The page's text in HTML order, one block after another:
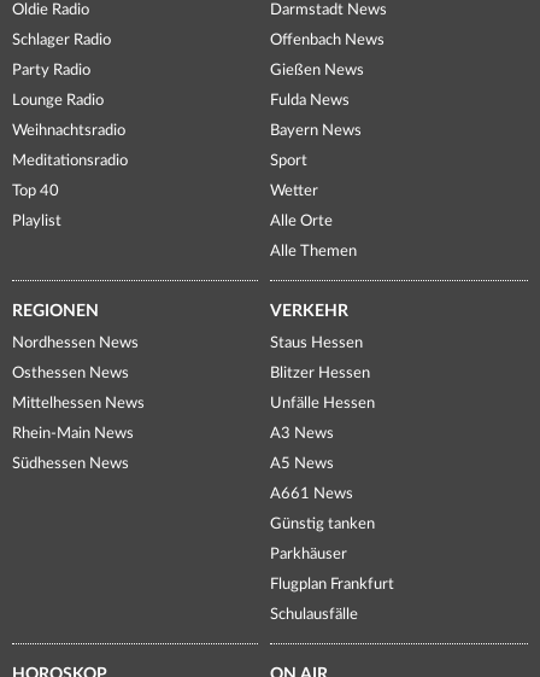
Oldie Radio
Schlager Radio
Party Radio
Lounge Radio
Weihnachtsradio
Meditationsradio
Top 40
Playlist
Darmstadt News
Offenbach News
Gießen News
Fulda News
Bayern News
Sport
Wetter
Alle Orte
Alle Themen
REGIONEN
Nordhessen News
Osthessen News
Mittelhessen News
Rhein-Main News
Südhessen News
VERKEHR
Staus Hessen
Blitzer Hessen
Unfälle Hessen
A3 News
A5 News
A661 News
Günstig tanken
Parkhäuser
Flugplan Frankfurt
Schulausfälle